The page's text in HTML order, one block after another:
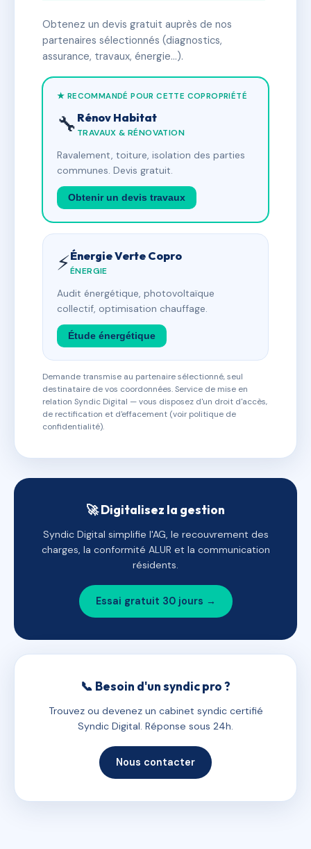
Obtenez un devis gratuit auprès de nos
partenaires sélectionnés (diagnostics,
assurance, travaux, énergie…).
★ RECOMMANDÉ POUR CETTE COPROPRIÉTÉ
🔧 Rénov Habitat
TRAVAUX & RÉNOVATION
Ravalement, toiture, isolation des parties
communes. Devis gratuit.
Obtenir un devis travaux
⚡Énergie Verte Copro
ÉNERGIE
Audit énergétique, photovoltaïque
collectif, optimisation chauffage.
Étude énergétique
Demande transmise au partenaire sélectionné, seul
destinataire de vos coordonnées. Service de mise en
relation Syndic Digital — vous disposez d'un droit d'accès,
de rectification et d'effacement (voir politique de
confidentialité).
🚀 Digitalisez la gestion
Syndic Digital simplifie l'AG, le recouvrement des
charges, la conformité ALUR et la communication
résidents.
Essai gratuit 30 jours →
📞 Besoin d'un syndic pro ?
Trouvez ou devenez un cabinet syndic certifié
Syndic Digital. Réponse sous 24h.
Nous contacter